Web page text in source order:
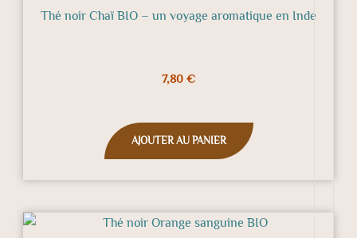
Thé noir Chaï BIO – un voyage aromatique en Inde
7,80 €
AJOUTER AU PANIER